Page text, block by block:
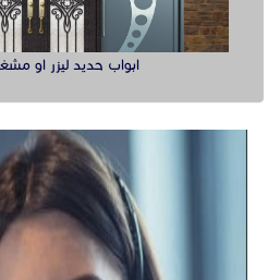
ابواب حديد ليزر او